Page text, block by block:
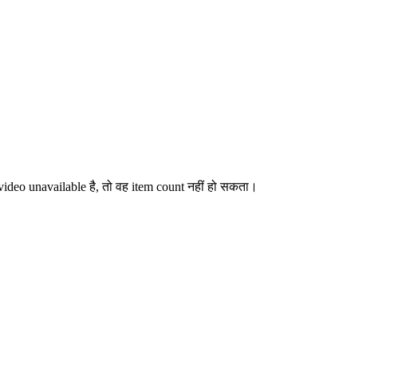
unavailable है, तो वह item count नहीं हो सकता।